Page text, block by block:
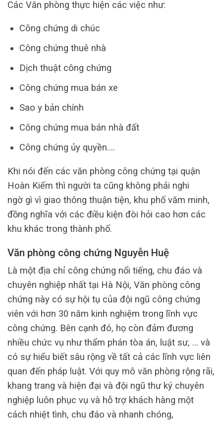
Các Văn phòng thực hiện các việc như:
Công chứng di chúc
Công chứng thuê nhà
Dịch thuật công chứng
Công chứng mua bán xe
Sao y bản chính
Công chứng mua bán nhà đất
Công chứng ủy quyền….
Khi nói đến các văn phòng công chứng tại quận
Hoàn Kiếm thì người ta cũng không phải nghi
ngờ gì vì giao thông thuận tiện, khu phố văm minh,
đồng nghĩa với các điều kiện đòi hỏi cao hơn các
khu khác trong thành phố.
Văn phòng công chứng Nguyễn Huệ
Là một địa chỉ công chứng nổi tiếng, chu đáo và
chuyên nghiệp nhất tại Hà Nội, Văn phòng công
chứng này có sự hội tụ của đội ngũ công chứng
viên với hơn 30 năm kinh nghiệm trong lĩnh vực
công chứng. Bên cạnh đó, họ còn đảm đương
nhiều chức vụ như thẩm phán tòa án, luật sư, … và
có sự hiểu biết sâu rộng về tất cả các lĩnh vực liên
quan đến pháp luật. Với quy mô văn phòng rộng rãi,
khang trang và hiện đại và đội ngũ thư ký chuyên
nghiệp luôn phục vụ và hỗ trợ khách hàng một
cách nhiệt tình, chu đáo và nhanh chóng,